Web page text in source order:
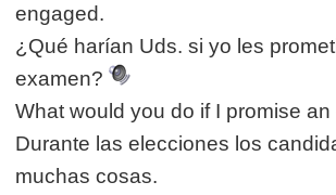
engaged.
¿Qué harían Uds. si yo les
examen?
What would you do if I promise an
Durante las elecciones los
muchas cosas.